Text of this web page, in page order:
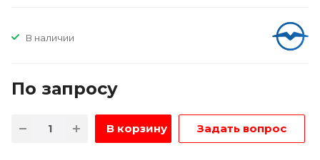
В наличии
По запросу
В корзину Задать вопрос